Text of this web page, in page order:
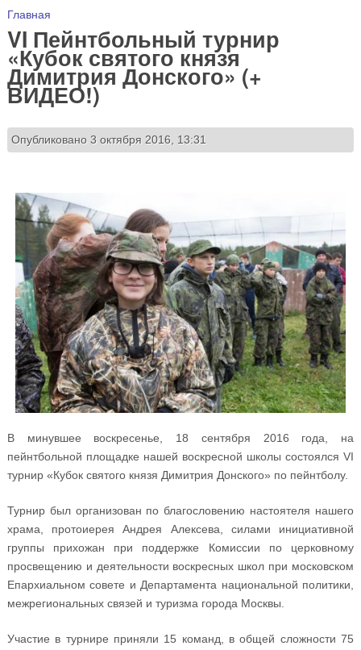
Вы здесь
Главная
VI Пейнтбольный турнир
«Кубок святого князя
Димитрия Донского» (+
ВИДЕО!)
Опубликовано 3 октября 2016, 13:31
В минувшее воскресенье, 18 сентября 2016 года, на
пейнтбольной площадке нашей воскресной школы состоялся VI
турнир «Кубок святого князя Димитрия Донского» по пейнтболу.
Турнир был организован по благословению настоятеля нашего
храма, протоиерея Андрея Алексева, силами инициативной
группы прихожан при поддержке Комиссии по церковному
просвещению и деятельности воскресных школ при московском
Епархиальном совете и Департамента национальной политики,
межрегиональных связей и туризма города Москвы.
Участие в турнире приняли 15 команд, в общей сложности 75